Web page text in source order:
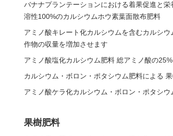
バナナプランテーションにおける着果促進と
溶性100%のカルシウムホウ素葉面散布肥料
アミノ酸キレート化カルシウムを含むカルシ
作物の収量を増加させます
アミノ酸塩化カルシウム肥料 総アミノ酸の
カルシウム・ボロン・ポタシウム肥料による
アミノ酸ケラ化カルシウム・ボロン・ポタシ
果樹肥料